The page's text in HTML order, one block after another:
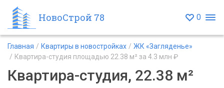
НовоСтрой 78 0
Главная Квартиры в новостройках
ЖК «Загляденье»
Квартира-студия площадью 22.38 м² за 4.3 млн ₽
Квартира-студия, 22.38 м²